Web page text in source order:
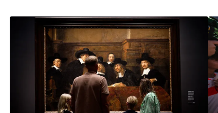
in-
medtech-
sector.html